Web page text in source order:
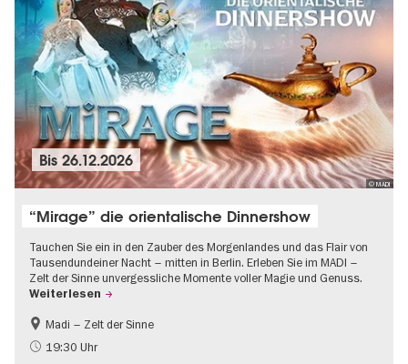
© MADI
Bis26.12.2026
“Mirage” die orientalische Dinnershow
Tauchen Sie ein in den Zauber des Morgenlandes und das Flair von
Tausendundeiner Nacht – mitten in Berlin. Erleben Sie im MADI –
Zelt der Sinne unvergessliche Momente voller Magie und Genuss.
Weiterlesen
Food
International
Madi – Zelt der Sinne
19:30 Uhr